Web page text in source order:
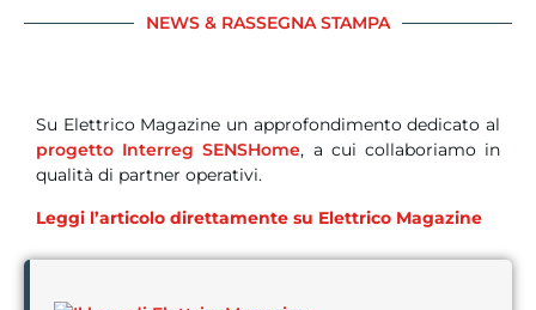
NEWS & RASSEGNA STAMPA
Su Elettrico Magazine un approfondimento dedicato al
progetto Interreg SENSHome, a cui collaboriamo in
qualità di partner operativi.
Leggi l’articolo direttamente su Elettrico Magazine